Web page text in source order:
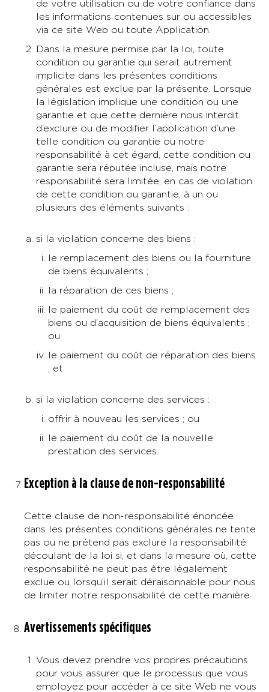
de votre utilisation ou de votre confiance dans
les informations contenues sur ou accessibles
via ce site Web ou toute Application.
Dans la mesure permise par la loi, toute
condition ou garantie qui serait autrement
implicite dans les présentes conditions
générales est exclue par la présente. Lorsque
la législation implique une condition ou une
garantie et que cette dernière nous interdit
d’exclure ou de modifier l’application d’une
telle condition ou garantie ou notre
responsabilité à cet égard, cette condition ou
garantie sera réputée incluse, mais notre
responsabilité sera limitée, en cas de violation
de cette condition ou garantie, à un ou
plusieurs des éléments suivants :
si la violation concerne des biens :
le remplacement des biens ou la fourniture
de biens équivalents ;
la réparation de ces biens ;
le paiement du coût de remplacement des
biens ou d’acquisition de biens équivalents ;
ou
le paiement du coût de réparation des biens
; et
si la violation concerne des services :
offrir à nouveau les services ; ou
le paiement du coût de la nouvelle
prestation des services.
Exception à la clause de non-responsabilité
Cette clause de non-responsabilité énoncée
dans les présentes conditions générales ne tente
pas ou ne prétend pas exclure la responsabilité
découlant de la loi si, et dans la mesure où, cette
responsabilité ne peut pas être légalement
exclue ou lorsqu’il serait déraisonnable pour nous
de limiter notre responsabilité de cette manière.
Avertissements spécifiques
Vous devez prendre vos propres précautions
pour vous assurer que le processus que vous
employez pour accéder à ce site Web ne vous